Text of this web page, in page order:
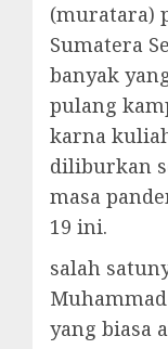
(muratara)
Sumatera
banyak
pulang
karna
diliburkan
masa
19 ini.
salah
yang biasa